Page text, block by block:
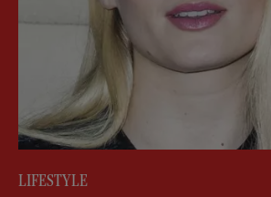
LIFESTYLE